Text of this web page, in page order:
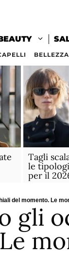
BELLEZZA
Tagli
le
per il
del momento. Le
gli